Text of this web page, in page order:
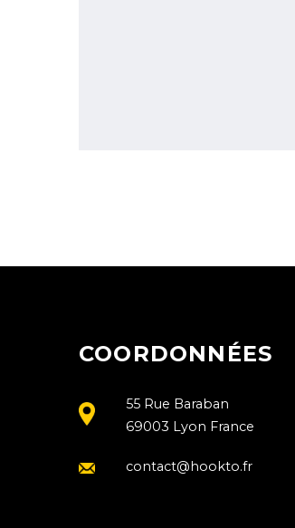
COORDONNÉES
55 Rue Baraban
69003 Lyon France
contact@hookto.fr